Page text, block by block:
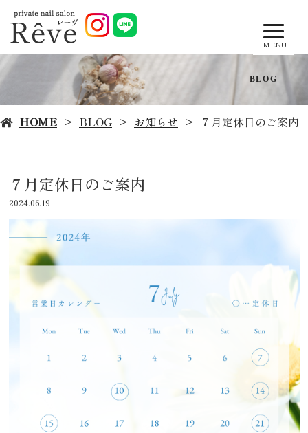
MENU
BLOG
HOME BLOG お知らせ ７月定休日のご案内
７月定休日のご案内
2024.06.19